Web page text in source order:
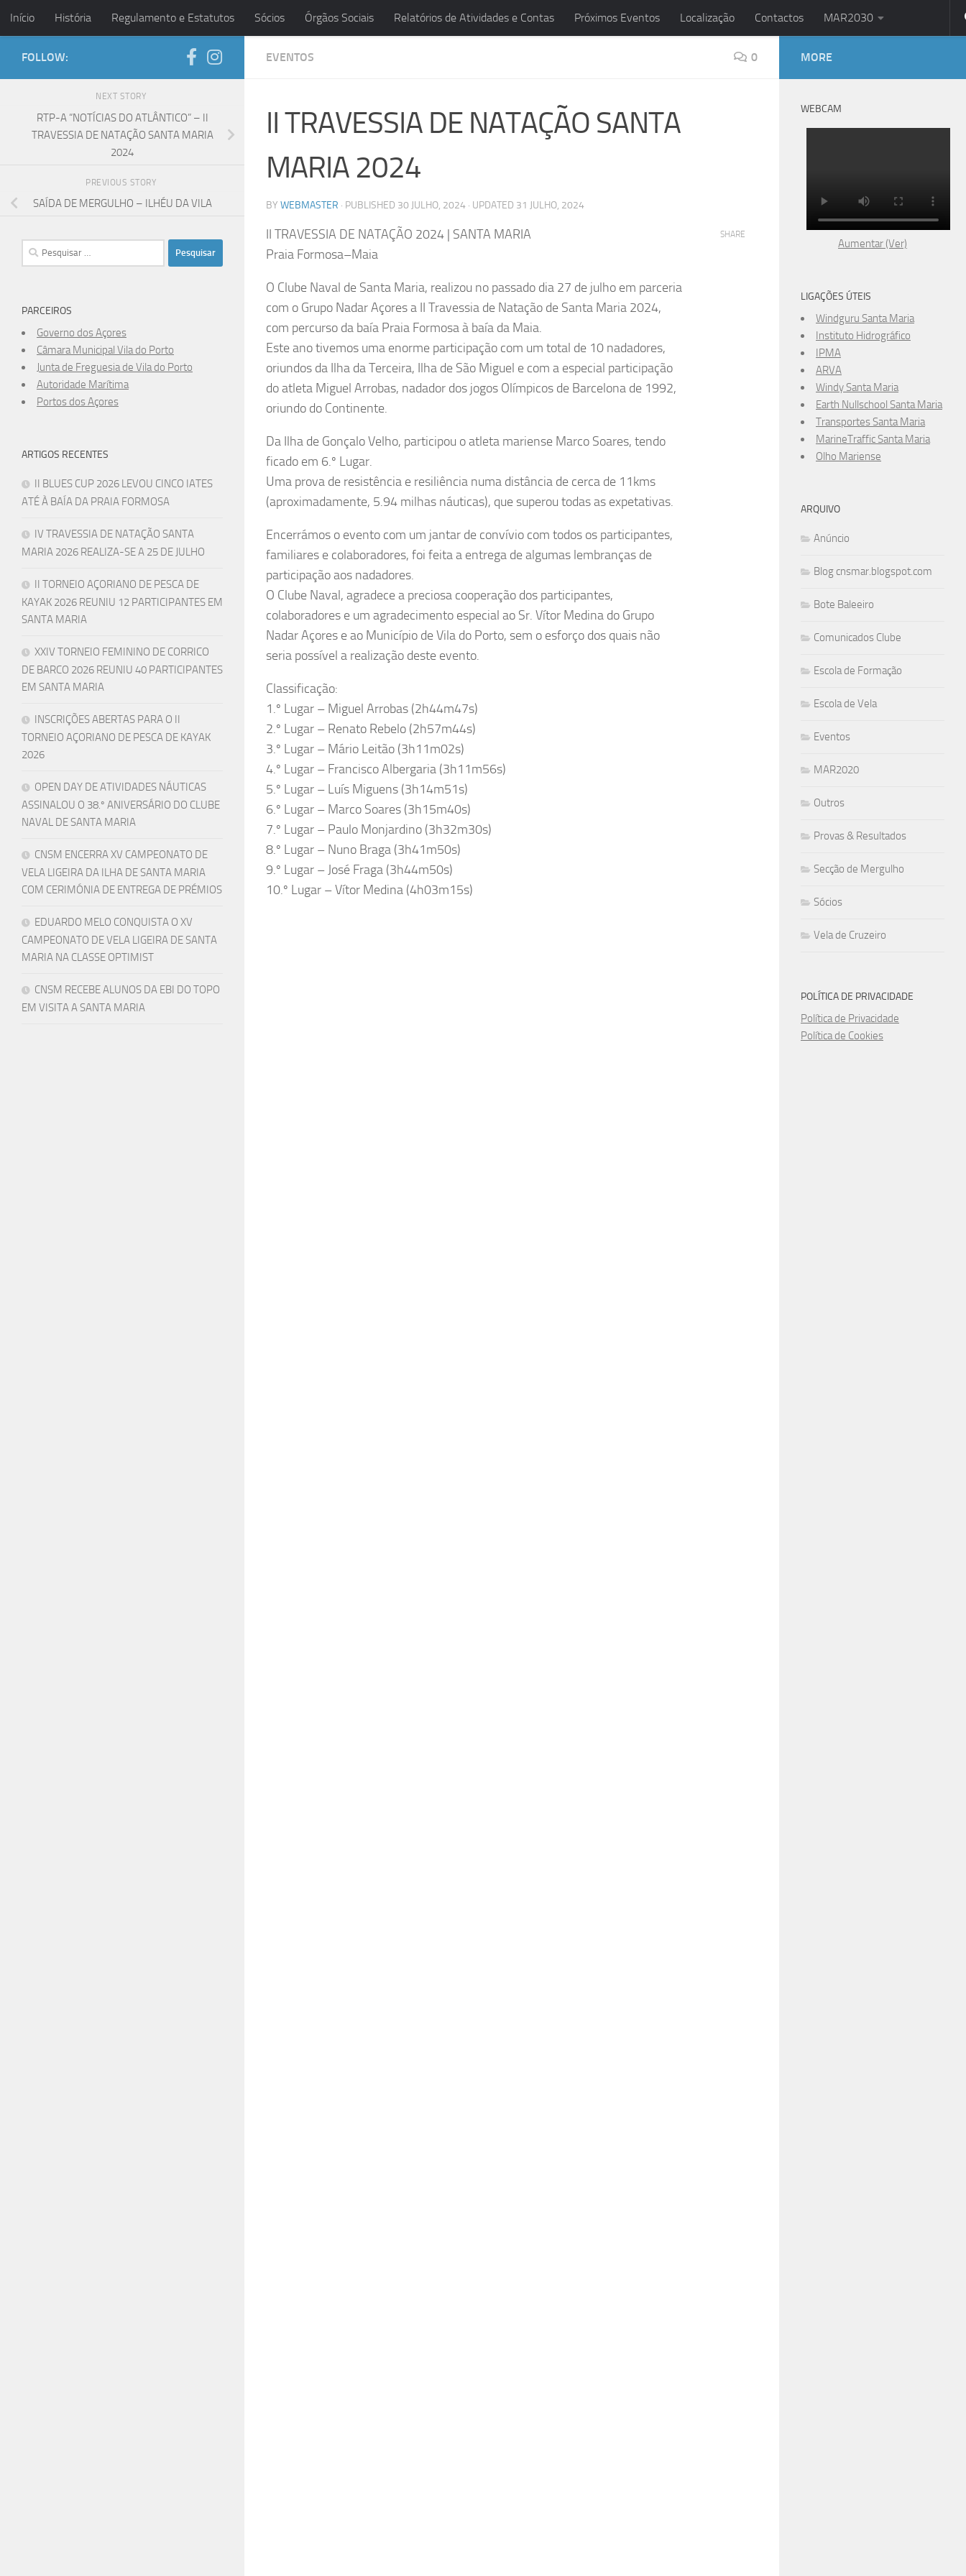
Skip to content
Início História Regulamento e Estatutos Sócios Órgãos Sociais Relatórios de Atividades e Contas Próximos Eventos Localização Contactos MAR2030
EVENTOS 0
II TRAVESSIA DE NATAÇÃO SANTA
MARIA 2024
BY WEBMASTER · PUBLISHED 30 JULHO, 2024 · UPDATED 31 JULHO, 2024
II TRAVESSIA DE NATAÇÃO 2024 | SANTA MARIA
Praia Formosa–Maia
O Clube Naval de Santa Maria, realizou no passado dia 27 de julho em parceria
com o Grupo Nadar Açores a II Travessia de Natação de Santa Maria 2024,
com percurso da baía Praia Formosa à baía da Maia.
Este ano tivemos uma enorme participação com um total de 10 nadadores,
oriundos da Ilha da Terceira, Ilha de São Miguel e com a especial participação
do atleta Miguel Arrobas, nadador dos jogos Olímpicos de Barcelona de 1992,
oriundo do Continente.
Da Ilha de Gonçalo Velho, participou o atleta mariense Marco Soares, tendo
ficado em 6.º Lugar.
Uma prova de resistência e resiliência numa distância de cerca de 11kms
(aproximadamente, 5.94 milhas náuticas), que superou todas as expetativas.
Encerrámos o evento com um jantar de convívio com todos os participantes,
familiares e colaboradores, foi feita a entrega de algumas lembranças de
participação aos nadadores.
O Clube Naval, agradece a preciosa cooperação dos participantes,
colaboradores e um agradecimento especial ao Sr. Vítor Medina do Grupo
Nadar Açores e ao Município de Vila do Porto, sem o esforço dos quais não
seria possível a realização deste evento.
Classificação:
1.º Lugar – Miguel Arrobas (2h44m47s)
2.º Lugar – Renato Rebelo (2h57m44s)
3.º Lugar – Mário Leitão (3h11m02s)
4.º Lugar – Francisco Albergaria (3h11m56s)
5.º Lugar – Luís Miguens (3h14m51s)
6.º Lugar – Marco Soares (3h15m40s)
7.º Lugar – Paulo Monjardino (3h32m30s)
8.º Lugar – Nuno Braga (3h41m50s)
9.º Lugar – José Fraga (3h44m50s)
10.º Lugar – Vítor Medina (4h03m15s)
SHARE
FOLLOW:
NEXT STORY
RTP-A “NOTÍCIAS DO ATLÂNTICO” – II
TRAVESSIA DE NATAÇÃO SANTA MARIA
2024
PREVIOUS STORY
SAÍDA DE MERGULHO – ILHÉU DA VILA
Pesquisar
por:
PARCEIROS
Governo dos Açores
Câmara Municipal Vila do Porto
Junta de Freguesia de Vila do Porto
Autoridade Marítima
Portos dos Açores
ARTIGOS RECENTES
II BLUES CUP 2026 LEVOU CINCO IATES
ATÉ À BAÍA DA PRAIA FORMOSA
IV TRAVESSIA DE NATAÇÃO SANTA
MARIA 2026 REALIZA-SE A 25 DE JULHO
II TORNEIO AÇORIANO DE PESCA DE
KAYAK 2026 REUNIU 12 PARTICIPANTES EM
SANTA MARIA
XXIV TORNEIO FEMININO DE CORRICO
DE BARCO 2026 REUNIU 40 PARTICIPANTES
EM SANTA MARIA
INSCRIÇÕES ABERTAS PARA O II
TORNEIO AÇORIANO DE PESCA DE KAYAK
2026
OPEN DAY DE ATIVIDADES NÁUTICAS
ASSINALOU O 38.º ANIVERSÁRIO DO CLUBE
NAVAL DE SANTA MARIA
CNSM ENCERRA XV CAMPEONATO DE
VELA LIGEIRA DA ILHA DE SANTA MARIA
COM CERIMÓNIA DE ENTREGA DE PRÉMIOS
EDUARDO MELO CONQUISTA O XV
CAMPEONATO DE VELA LIGEIRA DE SANTA
MARIA NA CLASSE OPTIMIST
CNSM RECEBE ALUNOS DA EBI DO TOPO
EM VISITA A SANTA MARIA
MORE
WEBCAM
Aumentar (Ver)
LIGAÇÕES ÚTEIS
Windguru Santa Maria
Instituto Hidrográfico
IPMA
ARVA
Windy Santa Maria
Earth Nullschool Santa Maria
Transportes Santa Maria
MarineTraffic Santa Maria
Olho Mariense
ARQUIVO
Anúncio
Blog cnsmar.blogspot.com
Bote Baleeiro
Comunicados Clube
Escola de Formação
Escola de Vela
Eventos
MAR2020
Outros
Provas & Resultados
Secção de Mergulho
Sócios
Vela de Cruzeiro
POLÍTICA DE PRIVACIDADE
Política de Privacidade
Política de Cookies